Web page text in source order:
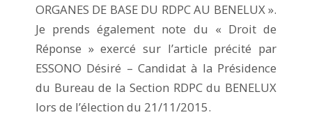
ORGANES DE BASE DU RDPC AU BENELUX ».
Je prends également note du « Droit de
Réponse » exercé sur l’article précité par
ESSONO Désiré – Candidat à la Présidence
du Bureau de la Section RDPC du BENELUX
lors de l’élection du 21/11/2015.